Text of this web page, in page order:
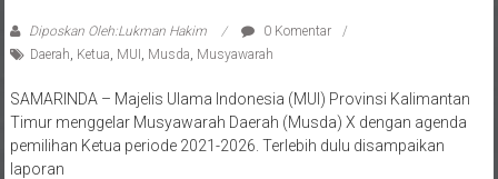
Diposkan Oleh:Lukman Hakim
0 Komentar
Daerah Ketua MUI Musda Musyawarah
SAMARINDA – Majelis Ulama Indonesia (MUI) Provinsi Kalimantan
Timur menggelar Musyawarah Daerah (Musda) X dengan agenda
pemilihan Ketua periode 2021-2026. Terlebih dulu disampaikan
laporan